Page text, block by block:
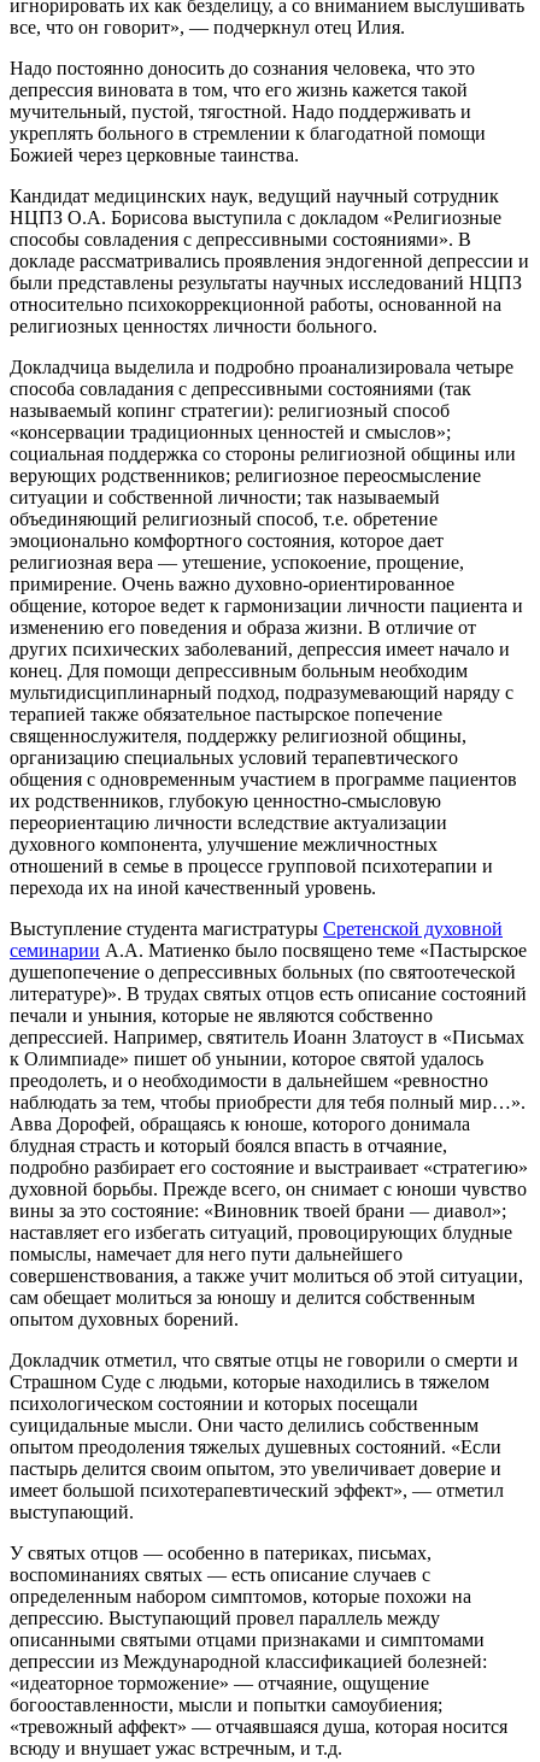
игнорировать их как безделицу, а со вниманием выслушивать
все, что он говорит», — подчеркнул отец Илия.
Надо постоянно доносить до сознания человека, что это
депрессия виновата в том, что его жизнь кажется такой
мучительный, пустой, тягостной. Надо поддерживать и
укреплять больного в стремлении к благодатной помощи
Божией через церковные таинства.
Кандидат медицинских наук, ведущий научный сотрудник
НЦПЗ О.А. Борисова выступила с докладом «Религиозные
способы совладения с депрессивными состояниями». В
докладе рассматривались проявления эндогенной депрессии и
были представлены результаты научных исследований НЦПЗ
относительно психокоррекционной работы, основанной на
религиозных ценностях личности больного.
Докладчица выделила и подробно проанализировала четыре
способа совладания с депрессивными состояниями (так
называемый копинг стратегии): религиозный способ
«консервации традиционных ценностей и смыслов»;
социальная поддержка со стороны религиозной общины или
верующих родственников; религиозное переосмысление
ситуации и собственной личности; так называемый
объединяющий религиозный способ, т.е. обретение
эмоционально комфортного состояния, которое дает
религиозная вера — утешение, успокоение, прощение,
примирение. Очень важно духовно-ориентированное
общение, которое ведет к гармонизации личности пациента и
изменению его поведения и образа жизни. В отличие от
других психических заболеваний, депрессия имеет начало и
конец. Для помощи депрессивным больным необходим
мультидисциплинарный подход, подразумевающий наряду с
терапией также обязательное пастырское попечение
священнослужителя, поддержку религиозной общины,
организацию специальных условий терапевтического
общения с одновременным участием в программе пациентов
их родственников, глубокую ценностно-смысловую
переориентацию личности вследствие актуализации
духовного компонента, улучшение межличностных
отношений в семье в процессе групповой психотерапии и
перехода их на иной качественный уровень.
Выступление студента магистратуры Сретенской духовной
семинарии А.А. Матиенко было посвящено теме «Пастырское
душепопечение о депрессивных больных (по святоотеческой
литературе)». В трудах святых отцов есть описание состояний
печали и уныния, которые не являются собственно
депрессией. Например, святитель Иоанн Златоуст в «Письмах
к Олимпиаде» пишет об унынии, которое святой удалось
преодолеть, и о необходимости в дальнейшем «ревностно
наблюдать за тем, чтобы приобрести для тебя полный мир…».
Авва Дорофей, обращаясь к юноше, которого донимала
блудная страсть и который боялся впасть в отчаяние,
подробно разбирает его состояние и выстраивает «стратегию»
духовной борьбы. Прежде всего, он снимает с юноши чувство
вины за это состояние: «Виновник твоей брани — диавол»;
наставляет его избегать ситуаций, провоцирующих блудные
помыслы, намечает для него пути дальнейшего
совершенствования, а также учит молиться об этой ситуации,
сам обещает молиться за юношу и делится собственным
опытом духовных борений.
Докладчик отметил, что святые отцы не говорили о смерти и
Страшном Суде с людьми, которые находились в тяжелом
психологическом состоянии и которых посещали
суицидальные мысли. Они часто делились собственным
опытом преодоления тяжелых душевных состояний. «Если
пастырь делится своим опытом, это увеличивает доверие и
имеет большой психотерапевтический эффект», — отметил
выступающий.
У святых отцов — особенно в патериках, письмах,
воспоминаниях святых — есть описание случаев с
определенным набором симптомов, которые похожи на
депрессию. Выступающий провел параллель между
описанными святыми отцами признаками и симптомами
депрессии из Международной классификацией болезней:
«идеаторное торможение» — отчаяние, ощущение
богооставленности, мысли и попытки самоубиения;
«тревожный аффект» — отчаявшаяся душа, которая носится
всюду и внушает ужас встречным, и т.д.